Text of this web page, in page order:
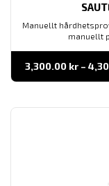
Manuellt
manuellt
3,300.00 kr –